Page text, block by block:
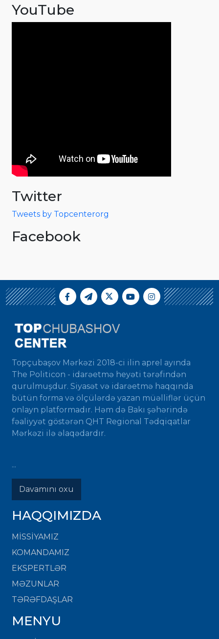
YouTube
Twitter
Tweets by Topcenterorg
Facebook
Topçubaşov Mərkəzi 2018-ci ilin aprel ayında
The Politicon - idarəetmə heyəti tərəfindən
qurulmuşdur. Siyasət və idarəetmə haqqında
bütün forma və ölçülərdə yazan müəlliflər üçün
onlayn platformadır. Həm də Bakı şəhərində
fəaliyyət göstərən QHT Regional Tədqiqatlar
Mərkəzi ilə əlaqədardır.
...
Davamını oxu
HAQQIMIZDA
MISSIYAMIZ
KOMANDAMIZ
EKSPERTLƏR
MƏZUNLAR
TƏRƏFDAŞLAR
MENYU